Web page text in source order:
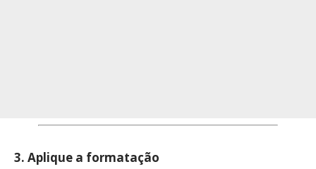
3. Aplique a formatação